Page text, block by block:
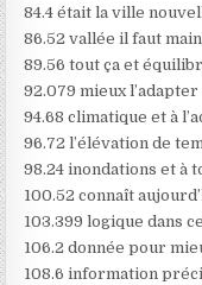
84.4 était la ville
86.52 vallée il faut
89.56 tout ça et
92.079 mieux
94.68 climatique et à
96.72 l’élévation de
98.24 inondations et à
100.52 connaît
103.399 logique dans
106.2 donnée pour
108.6 information